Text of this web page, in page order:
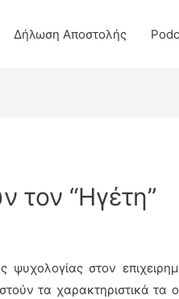
Δήλωση Αποστολής
τον “Ηγέτη”
στον
τα χαρακτηριστικά τα